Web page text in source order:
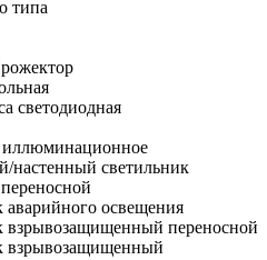
типа
светодиодная
настенный светильник
аварийного освещения
взрывозащищенный переносной
взрывозащищенный